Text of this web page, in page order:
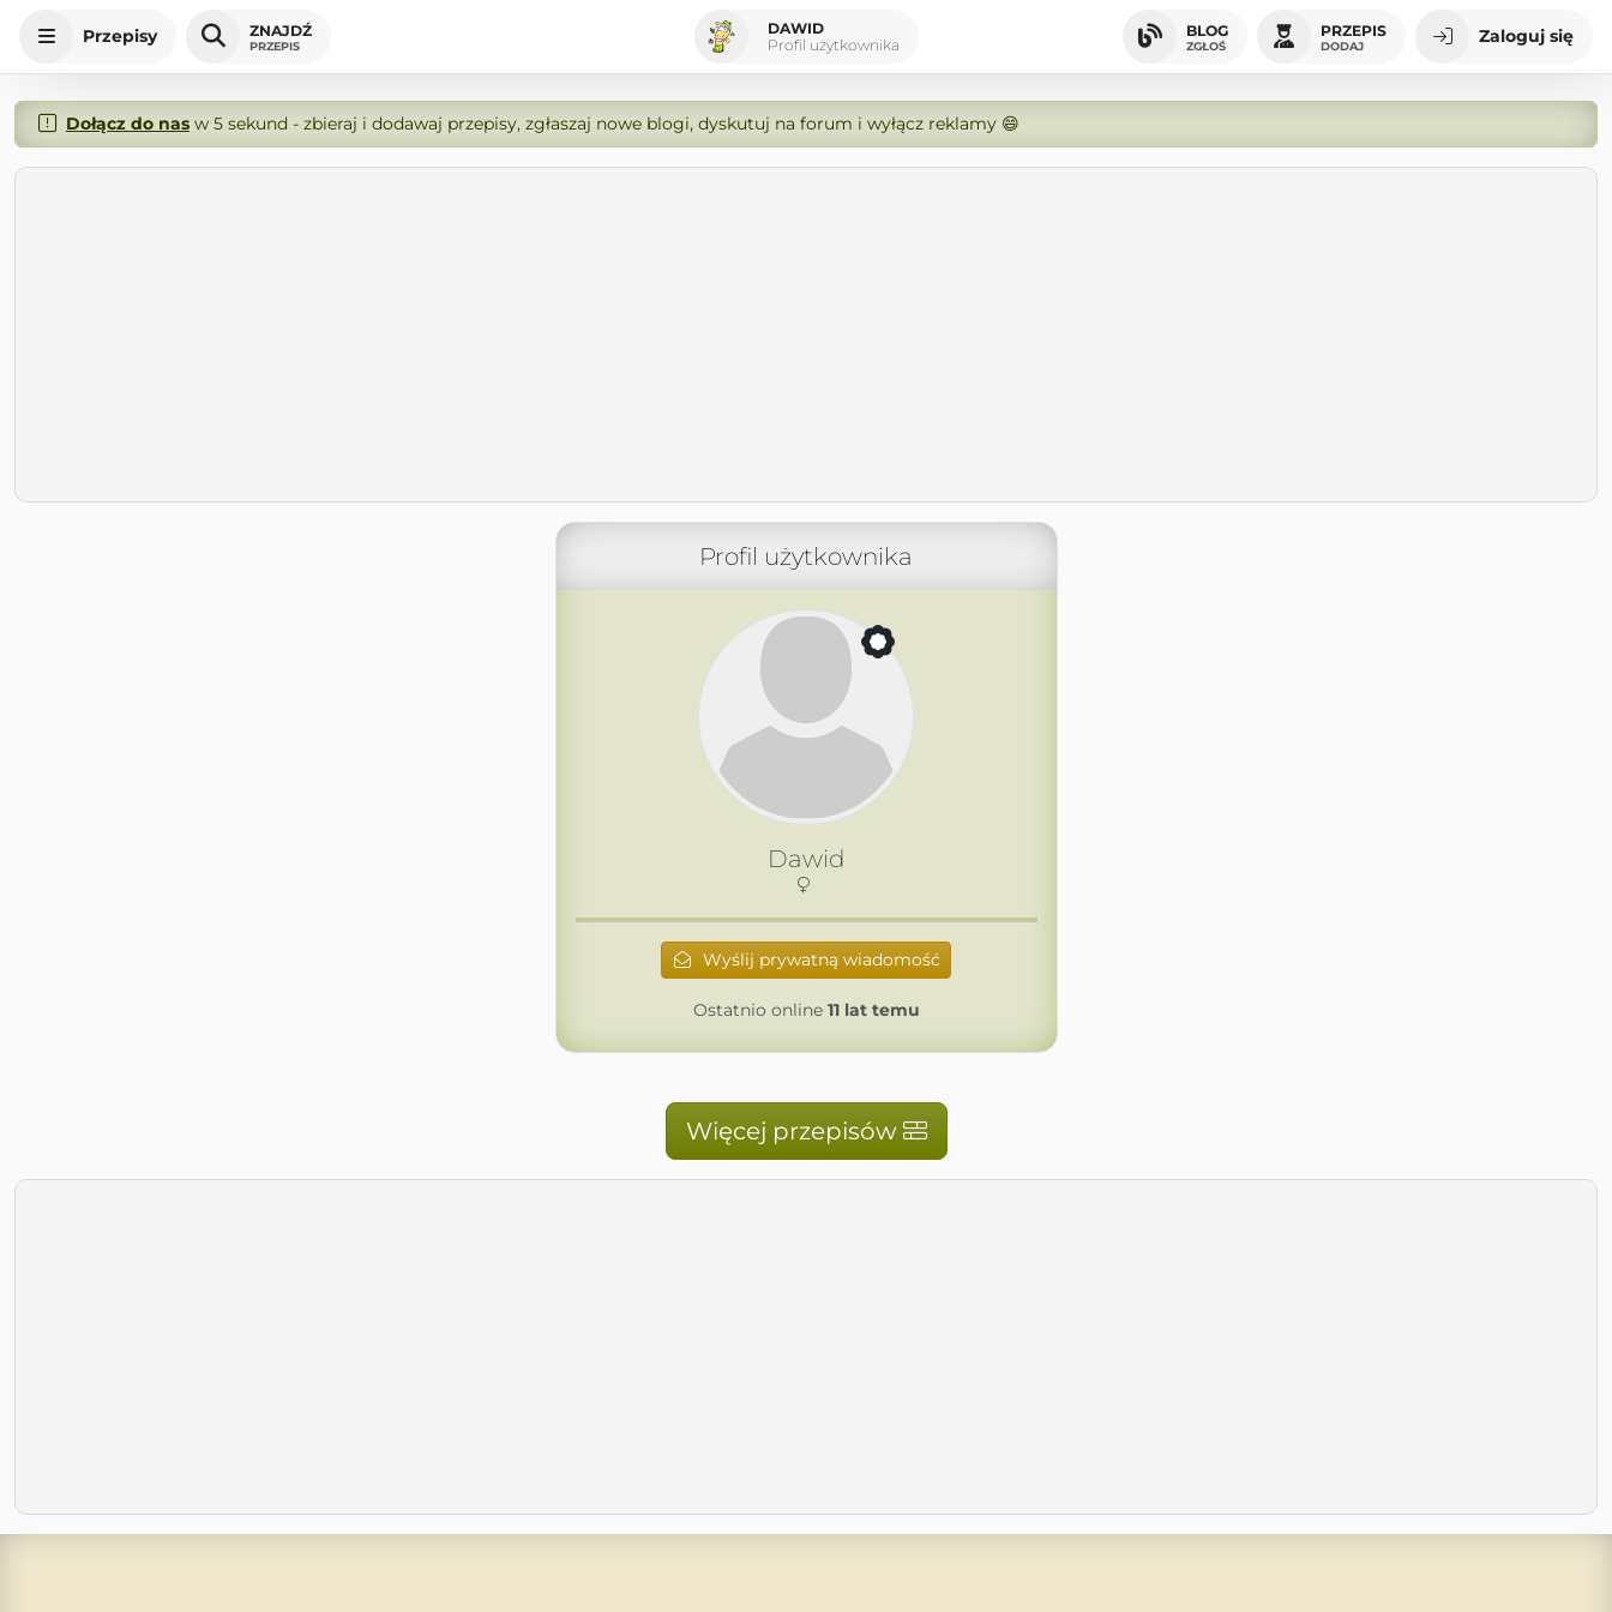
Przepisy ZNAJDŹ
PRZEPIS
DAWID
Profil użytkownika
BLOG
ZGŁOŚ
PRZEPIS
DODAJ Zaloguj się
Dołącz do nasw 5 sekund - zbieraj i dodawaj przepisy, zgłaszaj nowe blogi, dyskutuj na forum i wyłącz reklamy 😄
Profil użytkownika
Dawid
Wyślij prywatną wiadomość
Ostatnio online 11 lat temu
Więcej przepisów